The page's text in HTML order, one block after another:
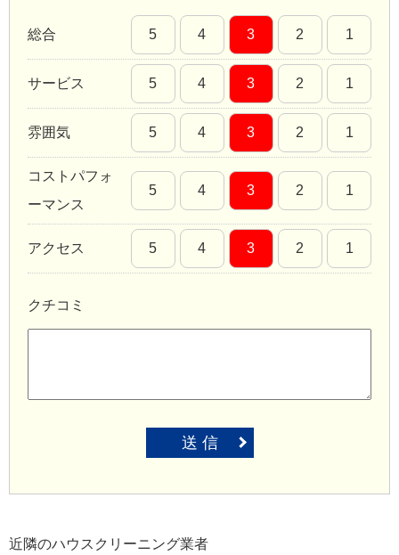
総合 5 4 3 2 1
サービス 5 4 3 2 1
雰囲気 5 4 3 2 1
コストパフォ
ーマンス
5 4 3 2 1
アクセス 5 4 3 2 1
クチコミ
送 信
近隣のハウスクリーニング業者